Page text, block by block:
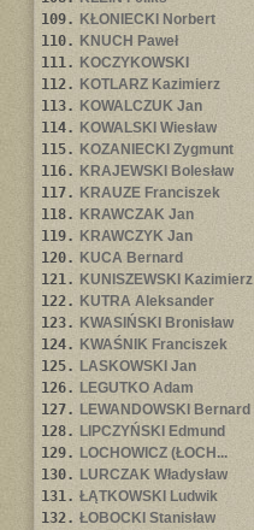
109. KŁONIECKI Norbert
110. KNUCH Paweł
111. KOCZYKOWSKI
112. KOTLARZ Kazimierz
113. KOWALCZUK Jan
114. KOWALSKI Wiesław
115. KOZANIECKI Zygmunt
116. KRAJEWSKI Bolesław
117. KRAUZE Franciszek
118. KRAWCZAK Jan
119. KRAWCZYK Jan
120. KUCA Bernard
121. KUNISZEWSKI Kazimierz
122. KUTRA Aleksander
123. KWASIŃSKI Bronisław
124. KWAŚNIK Franciszek
125. LASKOWSKI Jan
126. LEGUTKO Adam
127. LEWANDOWSKI Bernard
128. LIPCZYŃSKI Edmund
129. LOCHOWICZ (ŁOCH...
130. LURCZAK Władysław
131. ŁĄTKOWSKI Ludwik
132. ŁOBOCKI Stanisław